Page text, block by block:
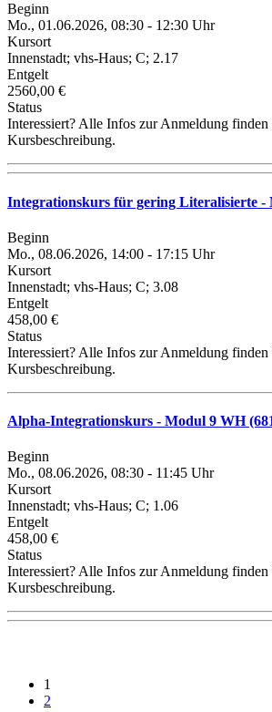
Beginn
Mo., 01.06.2026, 08:30 - 12:30 Uhr
Kursort
Innenstadt; vhs-Haus; C; 2.17
Entgelt
2560,00 €
Status
Interessiert? Alle Infos zur Anmeldung finden
Kursbeschreibung.
Integrationskurs für gering Literalisierte -
Beginn
Mo., 08.06.2026, 14:00 - 17:15 Uhr
Kursort
Innenstadt; vhs-Haus; C; 3.08
Entgelt
458,00 €
Status
Interessiert? Alle Infos zur Anmeldung finden
Kursbeschreibung.
Alpha-Integrationskurs - Modul 9 WH
Beginn
Mo., 08.06.2026, 08:30 - 11:45 Uhr
Kursort
Innenstadt; vhs-Haus; C; 1.06
Entgelt
458,00 €
Status
Interessiert? Alle Infos zur Anmeldung finden
Kursbeschreibung.
1
2